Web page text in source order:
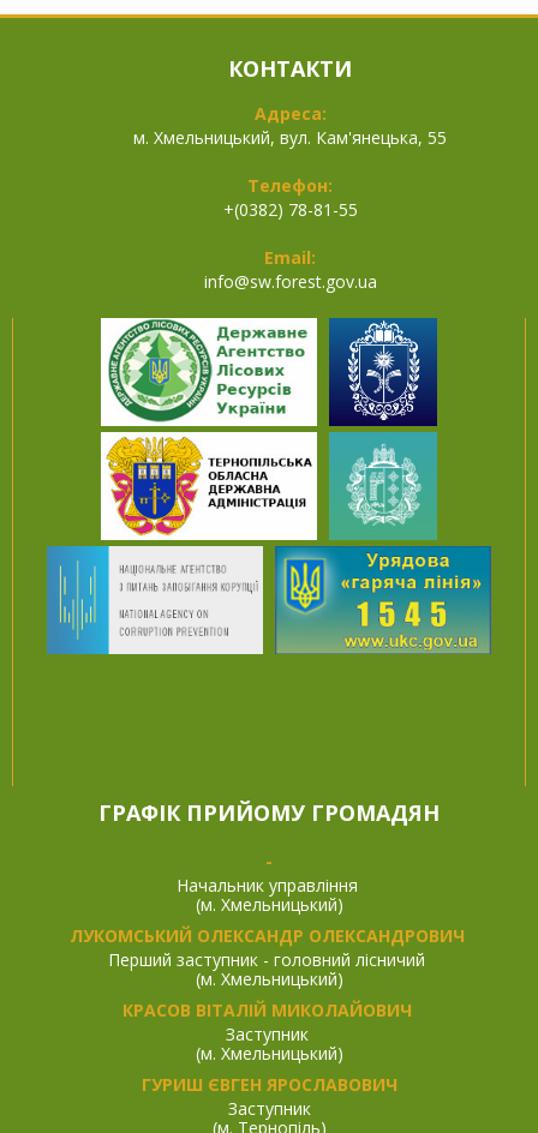
КОНТАКТИ
Адреса:
м. Хмельницький, вул. Кам'янецька, 55
Телефон:
+(0382) 78-81-55
Email:
info@sw.forest.gov.ua
ГРАФІК ПРИЙОМУ ГРОМАДЯН
-
Начальник управління
(м. Хмельницький)
ЛУКОМСЬКИЙ ОЛЕКСАНДР ОЛЕКСАНДРОВИЧ
Перший заступник - головний лісничий
(м. Хмельницький)
КРАСОВ ВІТАЛІЙ МИКОЛАЙОВИЧ
Заступник
(м. Хмельницький)
ГУРИШ ЄВГЕН ЯРОСЛАВОВИЧ
Заступник
(м. Тернопіль)